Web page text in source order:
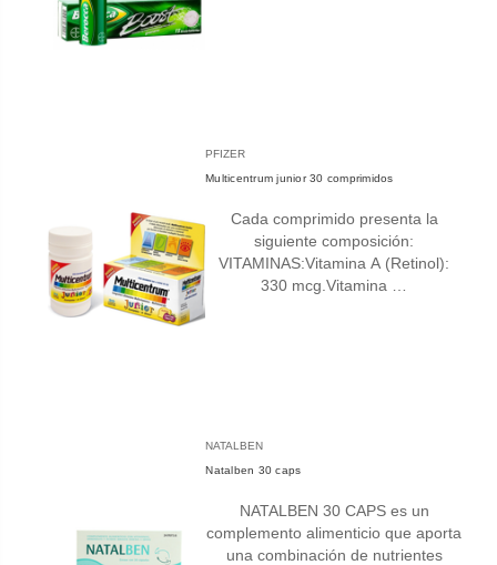
PFIZER
Multicentrum junior 30 comprimidos
Cada comprimido presenta la
siguiente composición:
VITAMINAS:Vitamina A (Retinol):
330 mcg.Vitamina …
NATALBEN
Natalben 30 caps
NATALBEN 30 CAPS es un
complemento alimenticio que aporta
una combinación de nutrientes